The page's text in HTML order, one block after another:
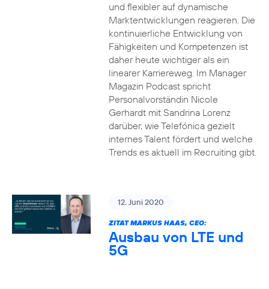
und flexibler auf dynamische
Marktentwicklungen reagieren. Die
kontinuierliche Entwicklung von
Fähigkeiten und Kompetenzen ist
daher heute wichtiger als ein
linearer Karriereweg. Im Manager
Magazin Podcast spricht
Personalvorständin Nicole
Gerhardt mit Sandrina Lorenz
darüber, wie Telefónica gezielt
internes Talent fördert und welche
Trends es aktuell im Recruiting gibt.
12. Juni 2020
ZITAT MARKUS HAAS, CEO:
Ausbau von LTE und
5G